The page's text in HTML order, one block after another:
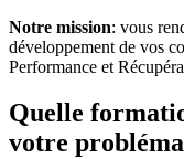
Notre mission: vous
développement de vos
Performance et
Quelle
votre